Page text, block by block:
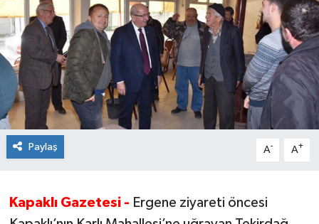
Paylaş A- A+
Kapaklı Gazetesi - Ergene ziyareti öncesi
Sağlık
Teknoloji
Yaşam